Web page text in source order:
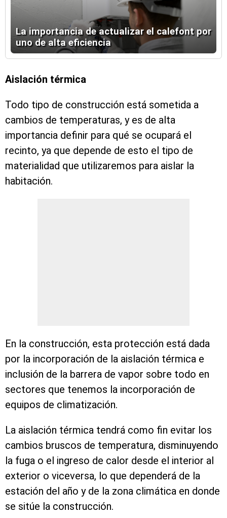
La importancia de actualizar el calefont por
uno de alta eficiencia
Aislación térmica
Todo tipo de construcción está sometida a
cambios de temperaturas, y es de alta
importancia definir para qué se ocupará el
recinto, ya que depende de esto el tipo de
materialidad que utilizaremos para aislar la
habitación.
En la construcción, esta protección está dada
por la incorporación de la aislación térmica e
inclusión de la barrera de vapor sobre todo en
sectores que tenemos la incorporación de
equipos de climatización.
La aislación térmica tendrá como fin evitar los
cambios bruscos de temperatura, disminuyendo
la fuga o el ingreso de calor desde el interior al
exterior o viceversa, lo que dependerá de la
estación del año y de la zona climática en donde
se sitúe la construcción.